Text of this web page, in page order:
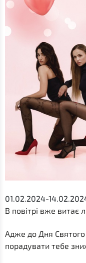
01.02.2024-
В повітрі вже витає
Адже до Дня
порадувати тебе